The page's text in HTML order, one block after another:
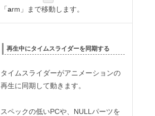
「arm」まで移動します。
再生中にタイムスライダーを同期する
タイムスライダーがアニメーションの
再生に同期して動きます。
スペックの低いPCや、NULLパーツを